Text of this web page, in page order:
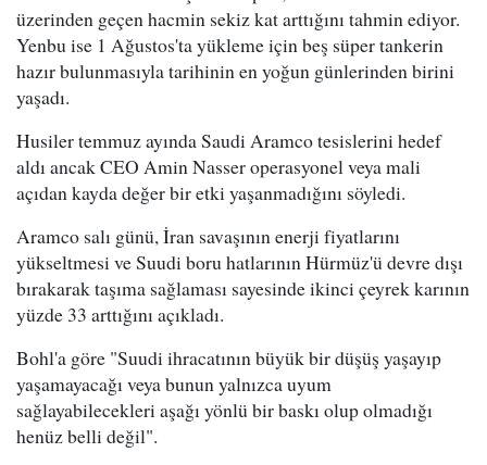
üzerinden geçen hacmin sekiz kat arttığını tahmin ediyor.
Yenbu ise 1 Ağustos'ta yükleme için beş süper tankerin
hazır bulunmasıyla tarihinin en yoğun günlerinden birini
yaşadı.
Husiler temmuz ayında Saudi Aramco tesislerini hedef
aldı ancak CEO Amin Nasser operasyonel veya mali
açıdan kayda değer bir etki yaşanmadığını söyledi.
Aramco salı günü, İran savaşının enerji fiyatlarını
yükseltmesi ve Suudi boru hatlarının Hürmüz'ü devre dışı
bırakarak taşıma sağlaması sayesinde ikinci çeyrek karının
yüzde 33 arttığını açıkladı.
Bohl'a göre "Suudi ihracatının büyük bir düşüş yaşayıp
yaşamayacağı veya bunun yalnızca uyum
sağlayabilecekleri aşağı yönlü bir baskı olup olmadığı
henüz belli değil".